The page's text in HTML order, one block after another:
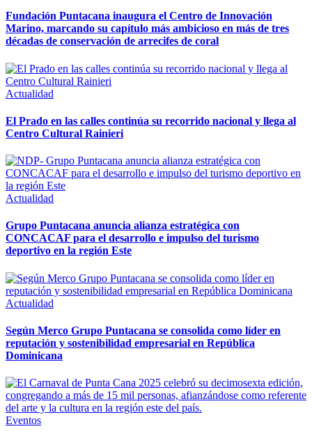
Fundación Puntacana inaugura el Centro de Innovación
Marino, marcando su capítulo más ambicioso en más de tres
décadas de conservación de arrecifes de coral
Actualidad
El Prado en las calles continúa su recorrido nacional y llega al
Centro Cultural Rainieri
Actualidad
Grupo Puntacana anuncia alianza estratégica con
CONCACAF para el desarrollo e impulso del turismo
deportivo en la región Este
Actualidad
Según Merco Grupo Puntacana se consolida como líder en
reputación y sostenibilidad empresarial en República
Dominicana
Eventos